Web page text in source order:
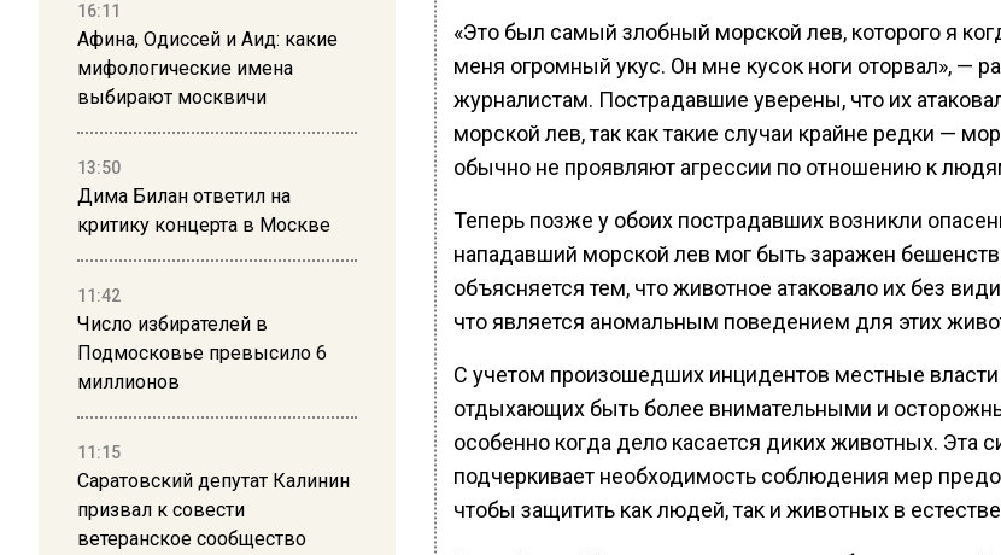
16:11
Афина, Одиссей и Аид: какие
мифологические имена
выбирают москвичи
13:50
Дима Билан ответил на
критику концерта в Москве
11:42
Число избирателей в
Подмосковье превысило 6
миллионов
11:15
Саратовский депутат Калинин
призвал к совести
ветеранское сообщество
«Это был самый злобный морской лев, которого я
меня огромный укус. Он мне кусок ноги оторвал», —
журналистам. Пострадавшие уверены, что их
морской лев, так как такие случаи крайне редки —
обычно не проявляют агрессии по отношению к
Теперь позже у обоих пострадавших возникли
нападавший морской лев мог быть заражен
объясняется тем, что животное атаковало их без
что является аномальным поведением для этих
С учетом произошедших инцидентов местные
отдыхающих быть более внимательными и
особенно когда дело касается диких животных. Эта
подчеркивает необходимость соблюдения мер
чтобы защитить как людей, так и животных в